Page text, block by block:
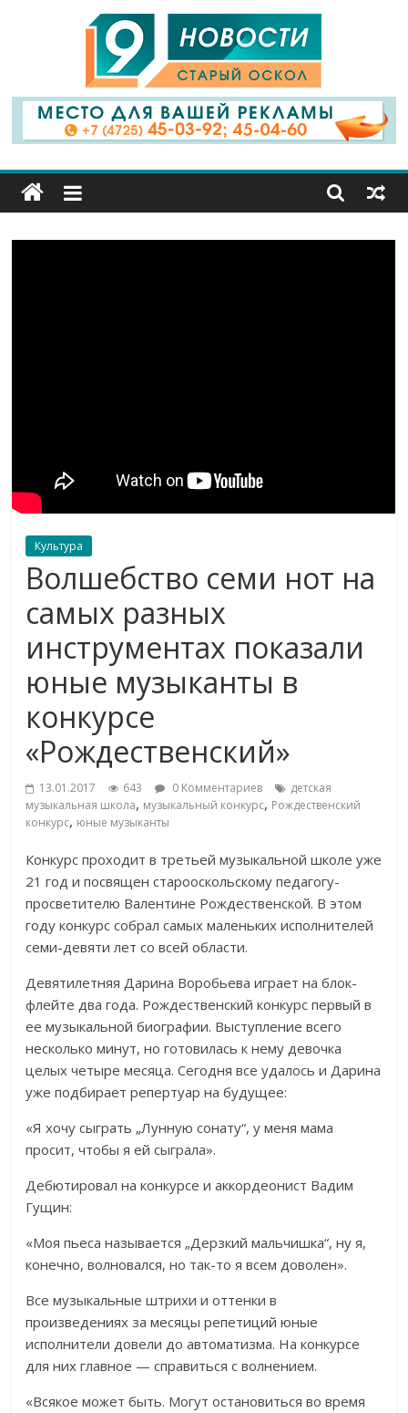
9
Канал
Старый
Культура
Волшебство семи нот на
самых разных
инструментах показали
юные музыканты в
конкурсе
«Рождественский»
13.01.2017 643 0 Комментариев
детская
музыкальная школа, музыкальный конкурс, Рождественский
конкурс, юные музыканты
Конкурс проходит в третьей музыкальной школе уже
21 год и посвящен старооскольскому педагогу-
просветителю Валентине Рождественской. В этом
году конкурс собрал самых маленьких исполнителей
семи-девяти лет со всей области.
Девятилетняя Дарина Воробьева играет на блок-
флейте два года. Рождественский конкурс первый в
ее музыкальной биографии. Выступление всего
несколько минут, но готовилась к нему девочка
целых четыре месяца. Сегодня все удалось и Дарина
уже подбирает репертуар на будущее:
«Я хочу сыграть „Лунную сонату“, у меня мама
просит, чтобы я ей сыграла».
Дебютировал на конкурсе и аккордеонист Вадим
Гущин:
«Моя пьеса называется „Дерзкий мальчишка“, ну я,
конечно, волновался, но так-то я всем доволен».
Все музыкальные штрихи и оттенки в
произведениях за месяцы репетиций юные
исполнители довели до автоматизма. На конкурсе
для них главное — справиться с волнением.
«Всякое может быть. Могут остановиться во время